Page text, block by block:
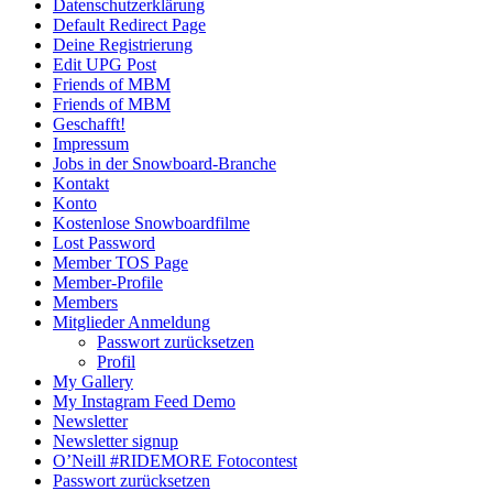
Datenschutzerklärung
Default Redirect Page
Deine Registrierung
Edit UPG Post
Friends of MBM
Friends of MBM
Geschafft!
Impressum
Jobs in der Snowboard-Branche
Kontakt
Konto
Kostenlose Snowboardfilme
Lost Password
Member TOS Page
Member-Profile
Members
Mitglieder Anmeldung
Passwort zurücksetzen
Profil
My Gallery
My Instagram Feed Demo
Newsletter
Newsletter signup
O’Neill #RIDEMORE Fotocontest
Passwort zurücksetzen